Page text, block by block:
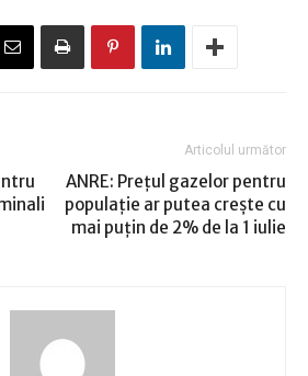
Articolul următor
ANRE: Prețul gazelor pentru
populație ar putea crește cu
mai puțin de 2% de la 1 iulie